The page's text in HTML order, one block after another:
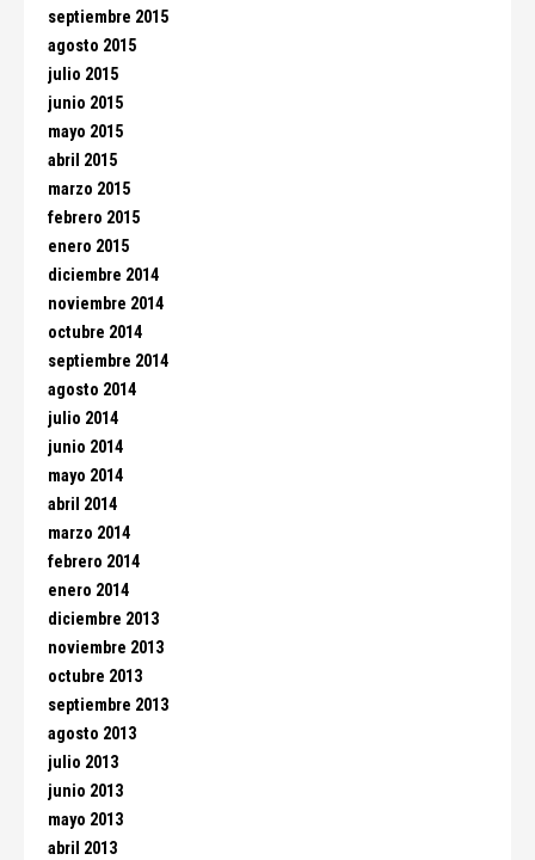
septiembre 2015
agosto 2015
julio 2015
junio 2015
mayo 2015
abril 2015
marzo 2015
febrero 2015
enero 2015
diciembre 2014
noviembre 2014
octubre 2014
septiembre 2014
agosto 2014
julio 2014
junio 2014
mayo 2014
abril 2014
marzo 2014
febrero 2014
enero 2014
diciembre 2013
noviembre 2013
octubre 2013
septiembre 2013
agosto 2013
julio 2013
junio 2013
mayo 2013
abril 2013